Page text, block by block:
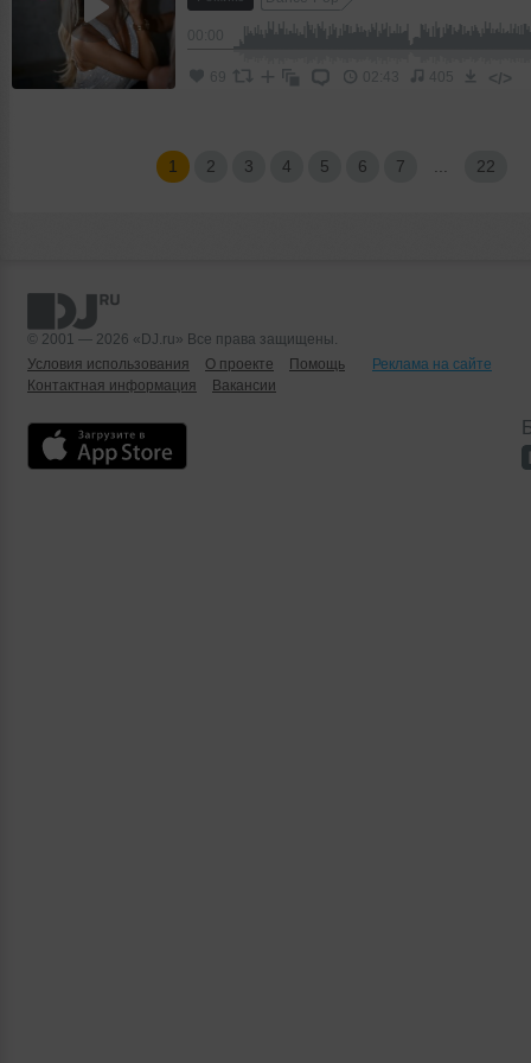
69 02:43 405 </>
1 2 3 4 5 6 7 ... 22
© 2001 — 2026 «DJ.ru» Все права защищены.
Условия использования
О проекте Помощь
Реклама на сайте
Контактная информация
Вакансии